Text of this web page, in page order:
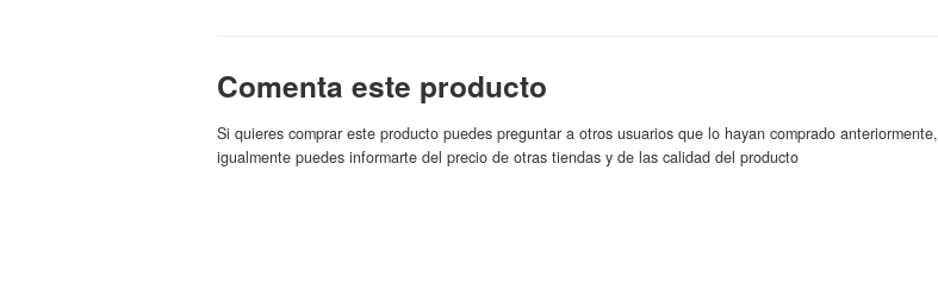
Tienda:decathlonMarca:
24.95€
Zapatillas De Running Kalenji Ekiden 75
Comenta este producto
Si quieres comprar este producto puedes preguntar a otros usuarios que lo hayan comprado anteriormente,
igualmente puedes informarte del precio de otras tiendas y de las calidad del producto